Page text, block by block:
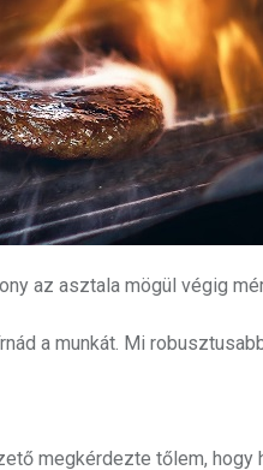
az asztala mögül végig
a munkát. Mi
megkérdezte tőlem,